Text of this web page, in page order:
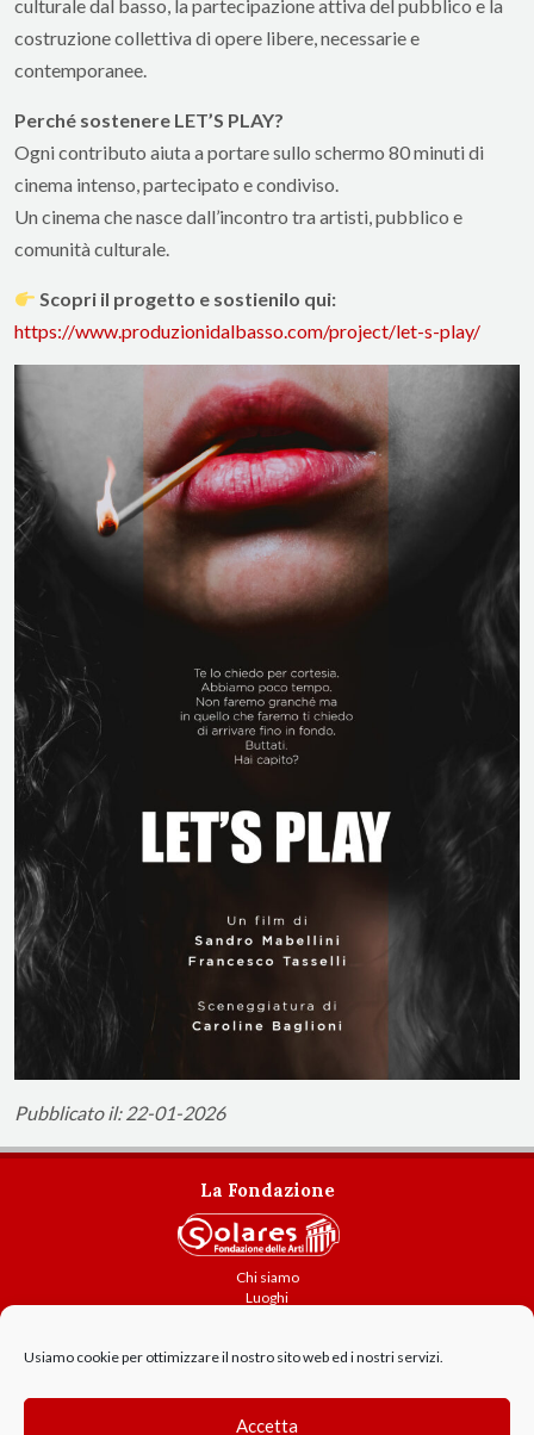
Usiamo cookie per ottimizzare il nostro sito web ed i nostri servizi.
Accetta
culturale dal basso, la partecipazione attiva del pubblico e la
costruzione collettiva di opere libere, necessarie e
contemporanee.
Perché sostenere LET’S PLAY?
Ogni contributo aiuta a portare sullo schermo 80 minuti di
cinema intenso, partecipato e condiviso.
Un cinema che nasce dall’incontro tra artisti, pubblico e
comunità culturale.
Scopri il progetto e sostienilo qui:
https://www.produzionidalbasso.com/project/let-s-play/
Pubblicato il: 22-01-2026
La Fondazione
Chi siamo
Luoghi
Contatti
Cookie Policy